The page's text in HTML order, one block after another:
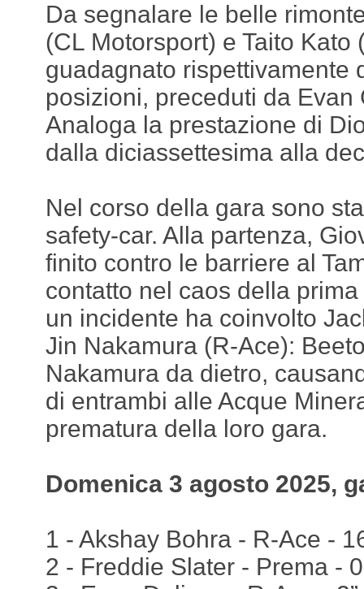
Da segnalare le belle
(CL Motorsport) e Taito Kato
guadagnato rispettivamente
posizioni, preceduti da Evan
Analoga la prestazione di
dalla diciassettesima alla
Nel corso della gara sono
safety-car. Alla partenza,
finito contro le barriere al
contatto nel caos della
un incidente ha coinvolto
Jin Nakamura (R-Ace):
Nakamura da dietro,
di entrambi alle Acque
prematura della loro gara.
Domenica 3 agosto 2025,
1 - Akshay Bohra - R-Ace -
2 - Freddie Slater - Prema -